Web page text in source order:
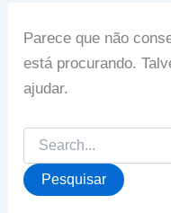
Parece que não
está procurando.
ajudar.
Pesquisar
por: